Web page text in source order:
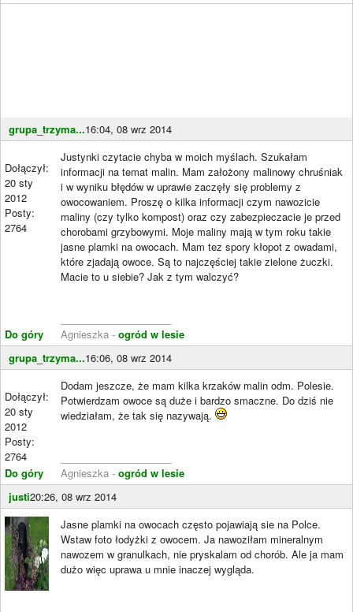
grupa_trzyma...16:04, 08 wrz 2014
Dołączył:
20 sty
2012
Posty:
2764
Do góry
Justynki czytacie chyba w moich myślach. Szukałam
informacji na temat malin. Mam założony malinowy chruśniak
i w wyniku błędów w uprawie zaczęły się problemy z
owocowaniem. Proszę o kilka informacji czym nawozicie
maliny (czy tylko kompost) oraz czy zabezpieczacie je przed
chorobami grzybowymi. Moje maliny mają w tym roku takie
jasne plamki na owocach. Mam tez spory kłopot z owadami,
które zjadają owoce. Są to najczęściej takie zielone żuczki.
Macie to u siebie? Jak z tym walczyć?
Agnieszka - ogród w lesie
grupa_trzyma...16:06, 08 wrz 2014
Dołączył:
20 sty
2012
Posty:
2764
Do góry
Dodam jeszcze, że mam kilka krzaków malin odm. Polesie.
Potwierdzam owoce są duże i bardzo smaczne. Do dziś nie
wiedziałam, że tak się nazywają.
Agnieszka - ogród w lesie
justi20:26, 08 wrz 2014
Jasne plamki na owocach często pojawiają sie na Polce.
Wstaw foto łodyżki z owocem. Ja nawoziłam mineralnym
nawozem w granulkach, nie pryskalam od chorób. Ale ja mam
dużo więc uprawa u mnie inaczej wygląda.